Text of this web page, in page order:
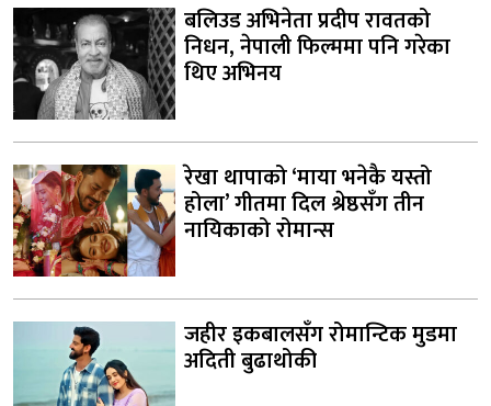
बलिउड अभिनेता प्रदीप रावतको
निधन, नेपाली फिल्ममा पनि गरेका
थिए अभिनय
रेखा थापाको ‘माया भनेकै यस्तो
होला’ गीतमा दिल श्रेष्ठसँग तीन
नायिकाको रोमान्स
जहीर इकबालसँग रोमान्टिक मुडमा
अदिती बुढाथोकी